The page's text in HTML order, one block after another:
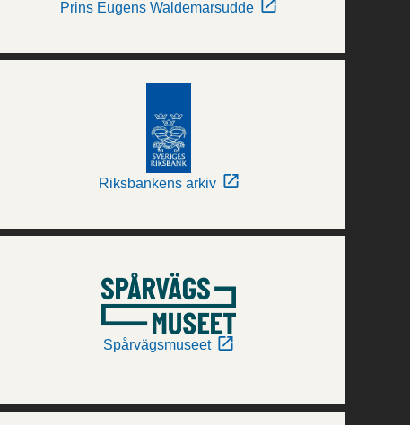
Prins Eugens Waldemarsudde
Riksbankens arkiv
Spårvägsmuseet